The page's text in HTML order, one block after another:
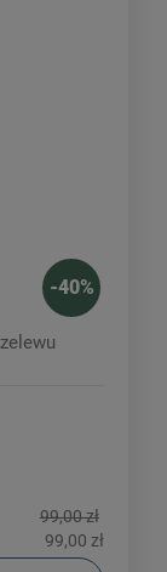
-40%
99,00 zł
99,00 zł